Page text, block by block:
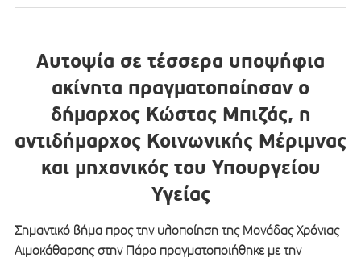
Αυτοψία σε τέσσερα υποψήφια
ακίνητα πραγματοποίησαν ο
δήμαρχος Κώστας Μπιζάς, η
αντιδήμαρχος Κοινωνικής Μέριμνας
και μηχανικός του Υπουργείου
Υγείας
Σημαντικό βήμα προς την υλοποίηση της Μονάδας Χρόνιας
Αιμοκάθαρσης στην Πάρο πραγματοποιήθηκε με την